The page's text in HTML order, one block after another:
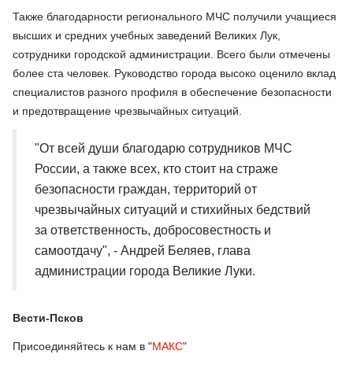
Также благодарности регионального МЧС получили учащиеся
высших и средних учебных заведений Великих Лук,
сотрудники городской администрации. Всего были отмечены
более ста человек. Руководство города высоко оценило вклад
специалистов разного профиля в обеспечение безопасности
и предотвращение чрезвычайных ситуаций.
"От всей души благодарю сотрудников МЧС
России, а также всех, кто стоит на страже
безопасности граждан, территорий от
чрезвычайных ситуаций и стихийных бедствий
за ответственность, добросовестность и
самоотдачу", - Андрей Беляев, глава
администрации города Великие Луки.
Вести-Псков
Присоединяйтесь к нам в "МАКС"